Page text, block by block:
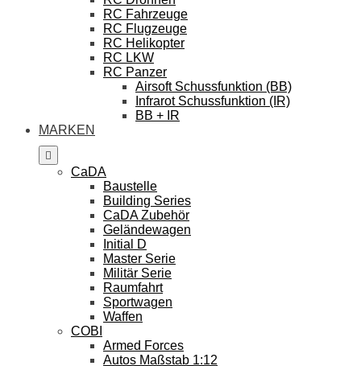
RC Fahrzeuge
RC Flugzeuge
RC Helikopter
RC LKW
RC Panzer
Airsoft Schussfunktion (BB)
Infrarot Schussfunktion (IR)
BB + IR
MARKEN
CaDA
Baustelle
Building Series
CaDA Zubehör
Geländewagen
Initial D
Master Serie
Militär Serie
Raumfahrt
Sportwagen
Waffen
COBI
Armed Forces
Autos Maßstab 1:12